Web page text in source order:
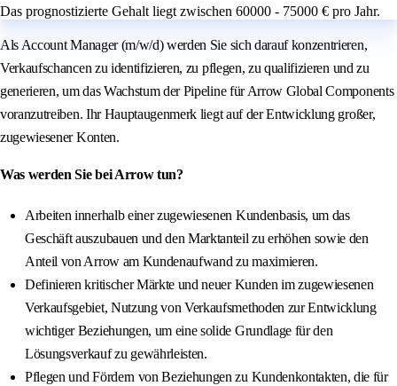
Das prognostizierte Gehalt liegt zwischen 60000 - 75000 € pro Jahr.
Als Account Manager (m/w/d) werden Sie sich darauf konzentrieren,
Verkaufschancen zu identifizieren, zu pflegen, zu qualifizieren und zu
generieren, um das Wachstum der Pipeline für Arrow Global Components
voranzutreiben. Ihr Hauptaugenmerk liegt auf der Entwicklung großer,
zugewiesener Konten.
Was werden Sie bei Arrow tun?
Arbeiten innerhalb einer zugewiesenen Kundenbasis, um das
Geschäft auszubauen und den Marktanteil zu erhöhen sowie den
Anteil von Arrow am Kundenaufwand zu maximieren.
Definieren kritischer Märkte und neuer Kunden im zugewiesenen
Verkaufsgebiet, Nutzung von Verkaufsmethoden zur Entwicklung
wichtiger Beziehungen, um eine solide Grundlage für den
Lösungsverkauf zu gewährleisten.
Pflegen und Fördern von Beziehungen zu Kundenkontakten, die für